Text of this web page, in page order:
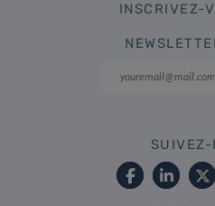
INSCRIVEZ-
SUIVEZ-